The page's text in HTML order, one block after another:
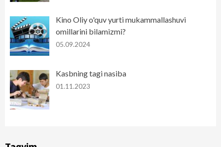
Kino Oliy o'quv yurti mukammallashuvi
omillarini bilamizmi?
05.09.2024
Kasbning tagi nasiba
01.11.2023